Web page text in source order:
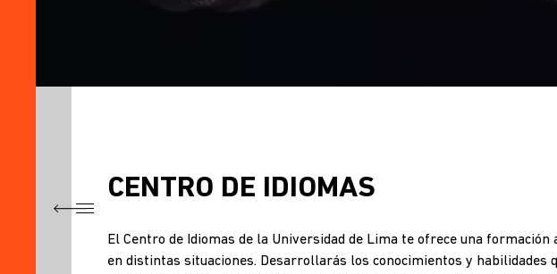
CENTRO
CENTRO DE IDIOMAS
El Centro de Idiomas de la Universidad de Lima te ofrece una
en distintas situaciones. Desarrollarás los conocimientos y